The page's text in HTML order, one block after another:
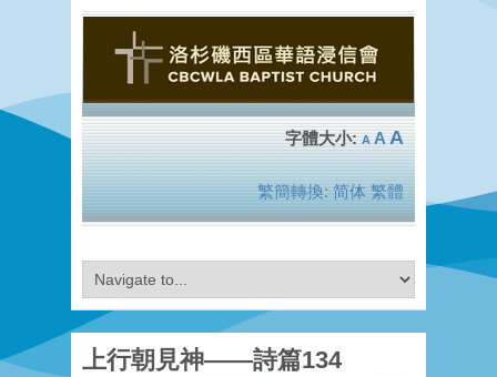
A A A
繁簡轉換: 简体 繁體
上行朝見神——詩篇134